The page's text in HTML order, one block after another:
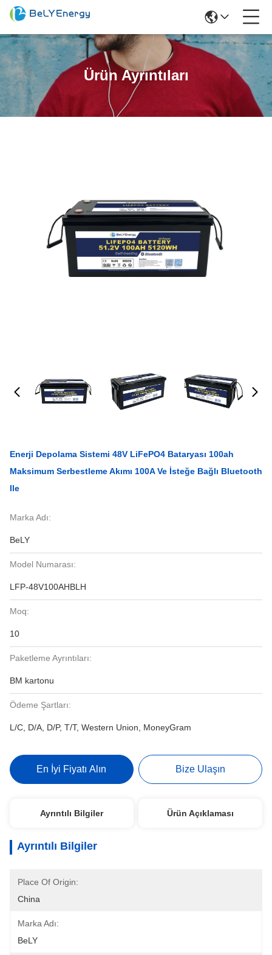
Ürün Ayrıntıları
Enerji Depolama Sistemi 48V LiFePO4 Bataryası 100ah
Maksimum Serbestleme Akımı 100A Ve İsteğe Bağlı Bluetooth
Ile
Marka Adı:
BeLY
Model Numarası:
LFP-48V100AHBLH
Moq:
10
Paketleme Ayrıntıları:
BM kartonu
Ödeme Şartları:
L/C, D/A, D/P, T/T, Western Union, MoneyGram
En İyi Fiyatı Alın Bize Ulaşın
Ayrıntılı Bilgiler Ürün Açıklaması
Ayrıntılı Bilgiler
Place Of Origin:
China
Marka Adı:
BeLY